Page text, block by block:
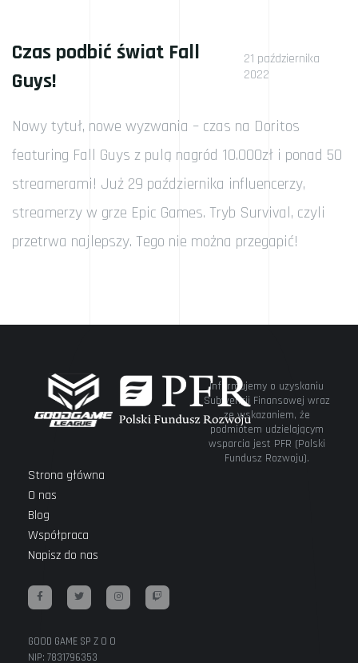
Czas podbić świat Fall
Guys!
21 października
2022
Nowy tytuł, nowe wyzwania – czas na Doritos
featuring Fall Guys z pulą nagród 10.000zł i ponad 50
streamerami! Już 29 października influencerzy,
streamerzy w grze Epic Games. Tryb Survival, czyli
przetrwa najlepszy. Tego nie można przegapić!
Informujemy o uzyskaniu
Subwencji Finansowej wraz
ze wskazaniem, że
podmiotem udzielającym
wsparcia jest PFR (Polski
Fundusz Rozwoju).
Strona główna
O nas
Blog
Współpraca
Napisz do nas
GOOD GAME SP Z O O
NIP: 7831796353